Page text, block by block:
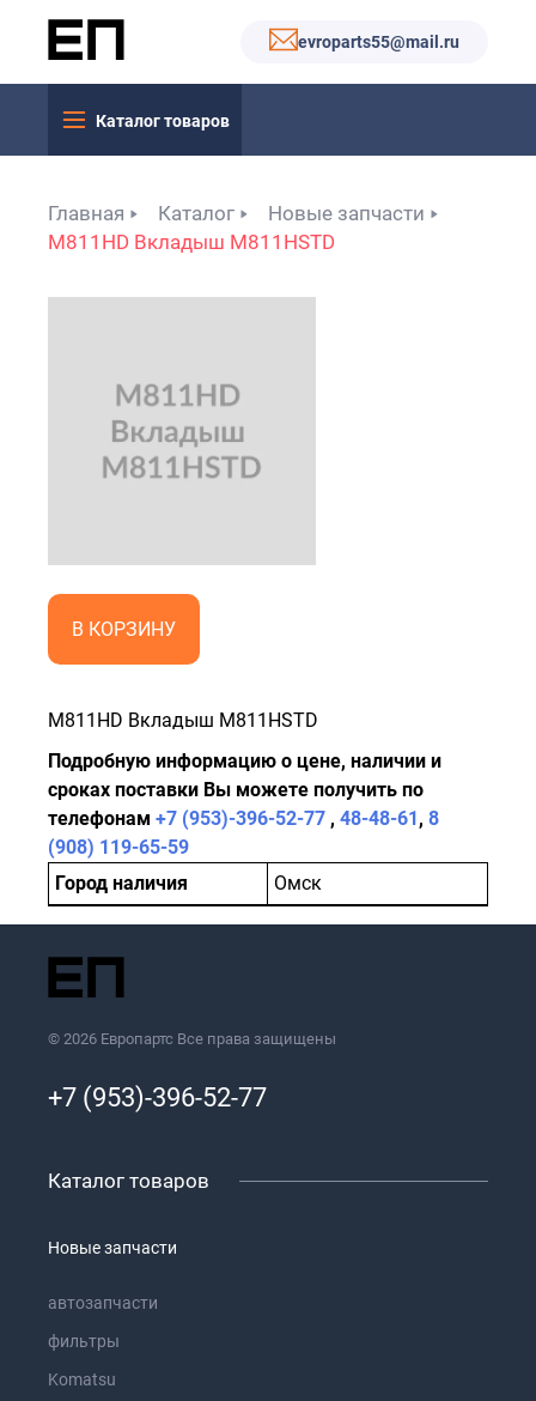
evroparts55@mail.ru
Каталог товаров
Главная Каталог
Новые запчасти
M811HD Вкладыш M811HSTD
В КОРЗИНУ
M811HD Вкладыш M811HSTD
Подробную информацию о цене, наличии и
сроках поставки Вы можете получить по
телефонам +7 (953)-396-52-77 , 48-48-61, 8
(908) 119-65-59
Город наличия
Омск
© 2026 Европартс Все права защищены
+7 (953)-396-52-77
Каталог товаров
Новые запчасти
автозапчасти
фильтры
Komatsu